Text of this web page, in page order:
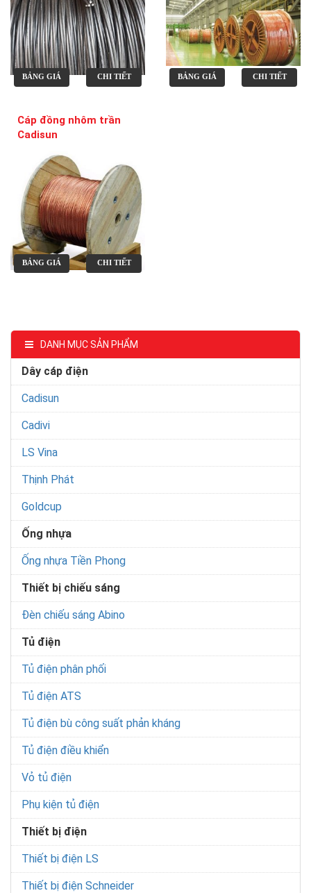
BẢNG GIÁ CHI TIẾT BẢNG GIÁ CHI TIẾT
Cáp đồng nhôm trần
Cadisun
BẢNG GIÁ CHI TIẾT
DANH MỤC SẢN PHẨM
Dây cáp điện
Cadisun
Cadivi
LS Vina
Thịnh Phát
Goldcup
Ống nhựa
Ống nhựa Tiền Phong
Thiết bị chiếu sáng
Đèn chiếu sáng Abino
Tủ điện
Tủ điện phân phối
Tủ điện ATS
Tủ điện bù công suất phản kháng
Tủ điện điều khiển
Vỏ tủ điện
Phụ kiện tủ điện
Thiết bị điện
Thiết bị điện LS
Thiết bị điện Schneider